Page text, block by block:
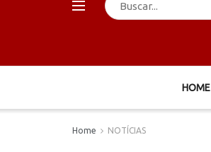
HOME
Home NOTÍCIAS